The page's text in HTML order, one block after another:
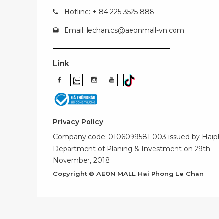
Hotline: + 84 225 3525 888
Email: lechan.cs@aeonmall-vn.com
Link
Privacy Policy
Company code: 0106099581-003 issued by
Department of Planing & Investment on 29th
November, 2018
Copyright © AEON MALL Hai Phong Le Chan